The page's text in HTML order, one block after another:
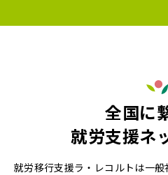
全国に
就労支援ネ
就労移行支援ラ・レコルトは一